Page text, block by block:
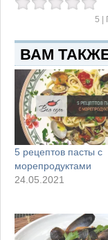
5 |
ВАМ
5 рецептов пасты с
морепродуктами
24.05.2021